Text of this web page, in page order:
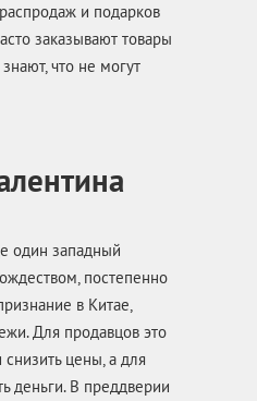
и подарков
заказывают товары
что не могут
один западный
постепенно
в Китае,
Для продавцов это
цены, а для
деньги. В преддверии